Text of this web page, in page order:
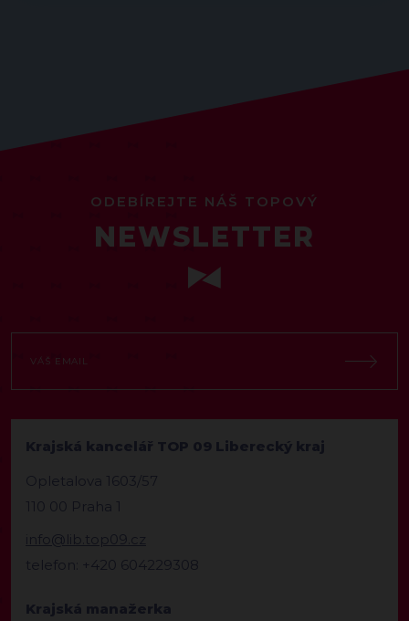
ODEBÍREJTE NÁŠ TOPOVÝ
NEWSLETTER
Krajská kancelář TOP 09 Liberecký kraj
Opletalova 1603/57
110 00 Praha 1
info@lib.top09.cz
telefon: +420 604229308
Krajská manažerka